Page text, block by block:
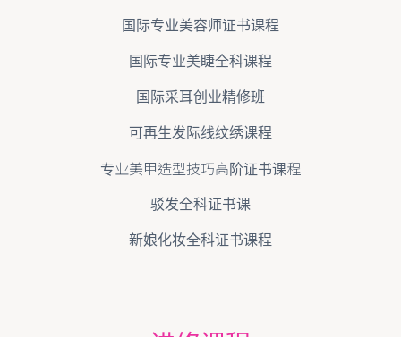
国际专业美容师证书课程
国际专业美睫全科课程
国际采耳创业精修班
可再生发际线纹绣课程
专业美甲造型技巧高阶证书课程
驳发全科证书课
新娘化妆全科证书课程